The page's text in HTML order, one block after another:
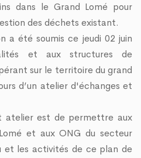
dans le Grand Lomé pour
des déchets existant.
a été soumis ce jeudi 02 juin
et aux structures de
sur le territoire du grand
d’un atelier d'échanges et
atelier est de permettre aux
et aux ONG du secteur
et les activités de ce plan de